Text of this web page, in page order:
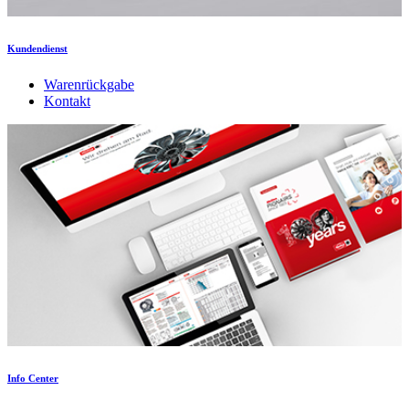
Kundendienst
Warenrückgabe
Kontakt
Info Center